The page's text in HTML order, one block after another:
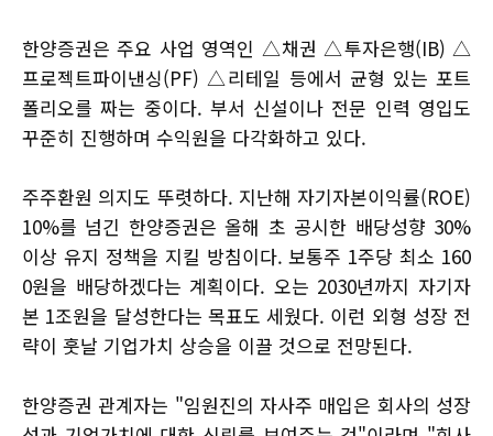
한양증권은 주요 사업 영역인 △채권 △투자은행(IB) △
프로젝트파이낸싱(PF) △리테일 등에서 균형 있는 포트
폴리오를 짜는 중이다. 부서 신설이나 전문 인력 영입도
꾸준히 진행하며 수익원을 다각화하고 있다.
주주환원 의지도 뚜렷하다. 지난해 자기자본이익률(ROE)
10%를 넘긴 한양증권은 올해 초 공시한 배당성향 30%
이상 유지 정책을 지킬 방침이다. 보통주 1주당 최소 160
0원을 배당하겠다는 계획이다. 오는 2030년까지 자기자
본 1조원을 달성한다는 목표도 세웠다. 이런 외형 성장 전
략이 훗날 기업가치 상승을 이끌 것으로 전망된다.
한양증권 관계자는 "임원진의 자사주 매입은 회사의 성장